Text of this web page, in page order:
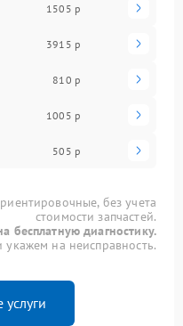
1505 р
3915 р
810 р
1005 р
505 р
без учета
стоимости запчастей.
бесплатную диагностику.
на неисправность.
услуги